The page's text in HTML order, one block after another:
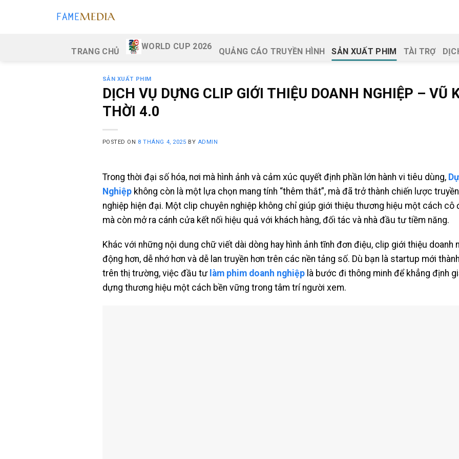
TRANG CHỦ
WORLD CUP 2026
QUẢNG CÁO TRUYỀN HÌNH SẢN XUẤT PHIM TÀI TRỢ
SẢN XUẤT PHIM
DỊCH VỤ DỰNG CLIP GIỚI THIỆU DOANH NGHIỆP – VŨ
THỜI 4.0
POSTED ON 8 THÁNG 4, 2025 BY ADMIN
Trong thời đại số hóa, nơi mà hình ảnh và cảm xúc quyết định phần lớn hành vi tiêu dùng,
Nghiệpkhông còn là một lựa chọn mang tính “thêm thắt”, mà đã trở thành chiến lược
nghiệp hiện đại. Một clip chuyên nghiệp không chỉ giúp giới thiệu thương hiệu một cách cô
mà còn mở ra cánh cửa kết nối hiệu quả với khách hàng, đối tác và nhà đầu tư tiềm năng.
Khác với những nội dung chữ viết dài dòng hay hình ảnh tĩnh đơn điệu, clip giới thiệu doanh
động hơn, dễ nhớ hơn và dễ lan truyền hơn trên các nền tảng số. Dù bạn là startup mới
trên thị trường, việc đầu tư làm phim doanh nghiệplà bước đi thông minh để khẳng định
dựng thương hiệu một cách bền vững trong tâm trí người xem.